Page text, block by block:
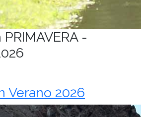
-
Verano 2026